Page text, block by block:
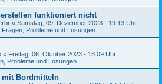
funktioniert nicht
« Samstag, 09. Dezember 2023 - 19:13 Uhr
Probleme und Lösungen
« Freitag, 06. Oktober 2023 - 18:09 Uhr
Probleme und Lösungen
mit Bordmitteln